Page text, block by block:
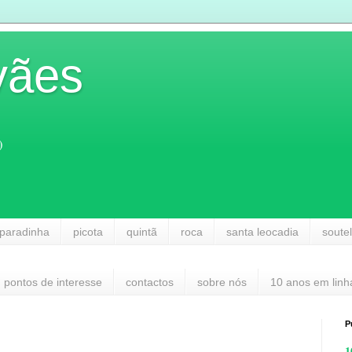
picota quintã roca santa leocadia
pontos de interesse contactos sobre nós 10 anos em